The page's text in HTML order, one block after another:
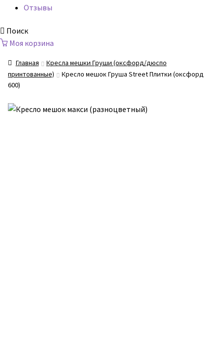
Отзывы
Поиск
Моя корзина
Главная
Кресла мешки Груши (оксфорд/дюспо
принтованные)
Кресло мешок Груша Street Плитки (оксфорд
600)